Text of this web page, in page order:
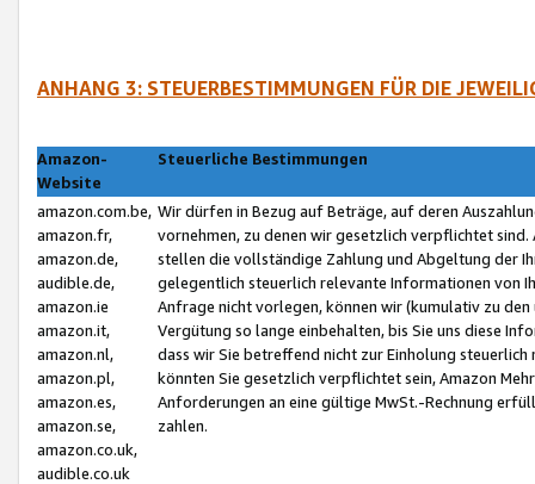
ANHANG 3: STEUERBESTIMMUNGEN FÜR DIE
Amazon-
Website
Steuerliche Bestimmungen
amazon.com.be,
amazon.fr,
amazon.de,
audible.de,
amazon.ie
amazon.it,
amazon.nl,
amazon.pl,
amazon.es,
amazon.se,
amazon.co.uk,
audible.co.uk
Wir dürfen in Bezug auf Beträge, auf deren
vornehmen, zu denen wir gesetzlich verpflichtet
stellen die vollständige Zahlung und Abgeltung der
gelegentlich steuerlich relevante Informationen von
Anfrage nicht vorlegen, können wir (kumulativ zu
Vergütung so lange einbehalten, bis Sie uns diese
dass wir Sie betreffend nicht zur Einholung
könnten Sie gesetzlich verpflichtet sein, Amazon
Anforderungen an eine gültige MwSt.-Rechnung
zahlen.